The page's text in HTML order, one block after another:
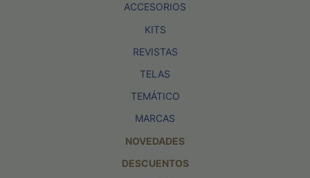
ACCESORIOS
KITS
REVISTAS
TELAS
TEMÁTICO
MARCAS
NOVEDADES
DESCUENTOS